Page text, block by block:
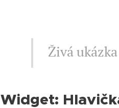
Živá
Widget: